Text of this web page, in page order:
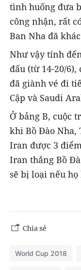
tình huống đưa
công nhận, rất
Ban Nha đã
Như vậy tính
đấu (từ 14-20/
đã giành vé đi
Cập và Saudi
Ở bảng B, cuộc
khi Bồ Đào Nha,
Iran được 3
Iran thắng Bồ
sẽ bị loại nếu
Chia sẻ
World Cup 2018